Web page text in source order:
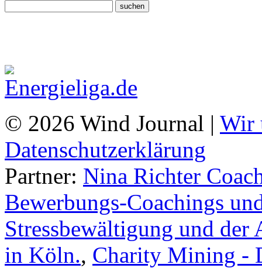
© 2026 Wind Journal | Wir
Datenschutzerklärung
Partner: Nina Richter
Bewerbungs-Coachings
Stressbewältigung und
in Köln., Charity Mining -